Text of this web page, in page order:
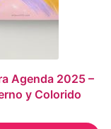
Agenda 2025 –
y Colorido